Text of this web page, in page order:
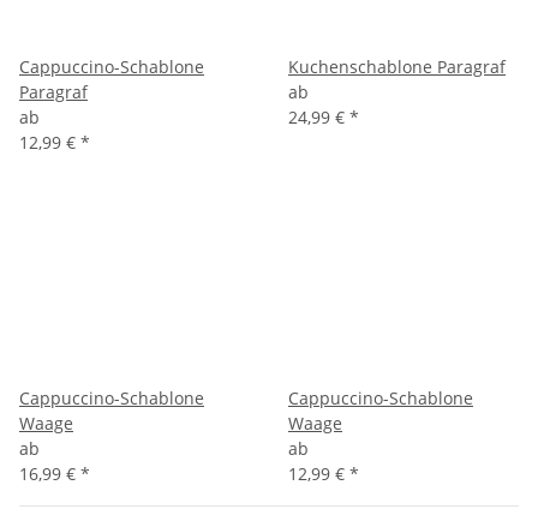
Cappuccino-Schablone
Paragraf
ab
12,99 € *
Kuchenschablone Paragraf
ab
24,99 € *
Cappuccino-Schablone
Waage
ab
16,99 € *
Cappuccino-Schablone
Waage
ab
12,99 € *